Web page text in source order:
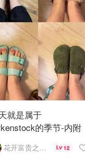
就是属于
的季节-内附
选择
花开富贵之Mo个Mo 12